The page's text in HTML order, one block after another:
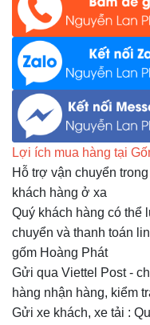
Lợi ích mua hàng tại
Hỗ trợ vận chuyển
khách hàng ở xa
Quý khách hàng có
chuyển và thanh toán
gốm Hoàng Phát
Gửi qua Viettel Post -
hàng nhận hàng, kiểm
Gửi xe khách, xe tải :